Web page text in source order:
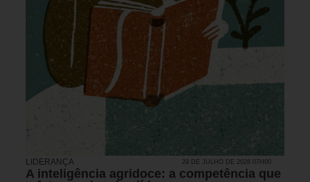
LIDERANÇA 29 DE JULHO DE 2026 07H00
A inteligência agridoce: a competência que